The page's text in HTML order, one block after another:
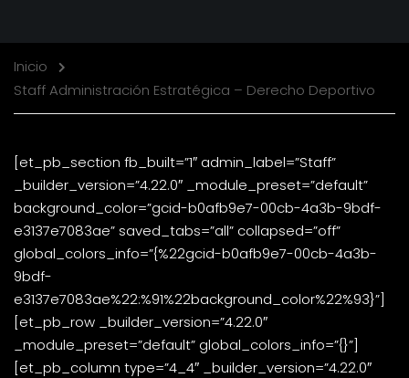
Inicio
Staff Administración Estratégica – Derecho Deportivo
[et_pb_section fb_built=”1″ admin_label=”Staff”
_builder_version=”4.22.0″ _module_preset=”default”
background_color=”gcid-b0afb9e7-00cb-4a3b-9bdf-
e3137e7083ae” saved_tabs=”all” collapsed=”off”
global_colors_info=”{%22gcid-b0afb9e7-00cb-4a3b-
9bdf-
e3137e7083ae%22:%91%22background_color%22%93}”]
[et_pb_row _builder_version=”4.22.0″
_module_preset=”default” global_colors_info=”{}”]
[et_pb_column type=”4_4″ _builder_version=”4.22.0″